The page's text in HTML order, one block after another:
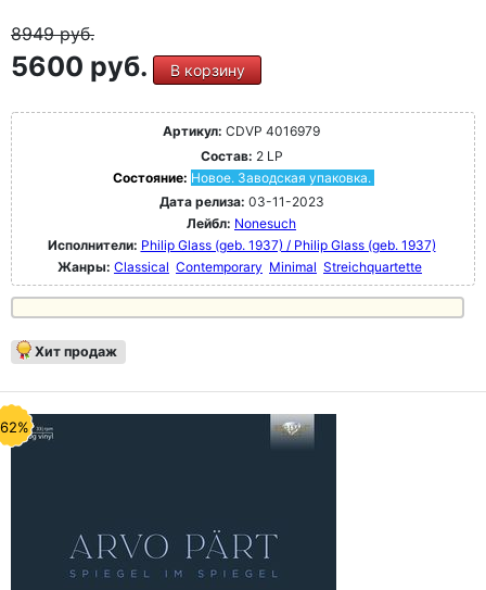
8949руб.
5600 руб. В корзину
Артикул: CDVP 4016979
Состав: 2 LP
Состояние: Новое. Заводская упаковка.
Дата релиза: 03-11-2023
Лейбл: Nonesuch
Исполнители: Philip Glass (geb. 1937) / Philip Glass (geb. 1937)
Жанры: Classical Contemporary Minimal Streichquartette
Хит продаж